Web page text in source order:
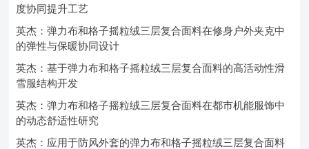
度协同提升工艺
英杰：弹力布和格子摇粒绒三层复合面料在修身户外夹克中
的弹性与保暖协同设计
英杰：基于弹力布和格子摇粒绒三层复合面料的高活动性滑
雪服结构开发
英杰：弹力布和格子摇粒绒三层复合面料在都市机能服饰中
的动态舒适性研究
英杰：应用于防风外套的弹力布和格子摇粒绒三层复合面料